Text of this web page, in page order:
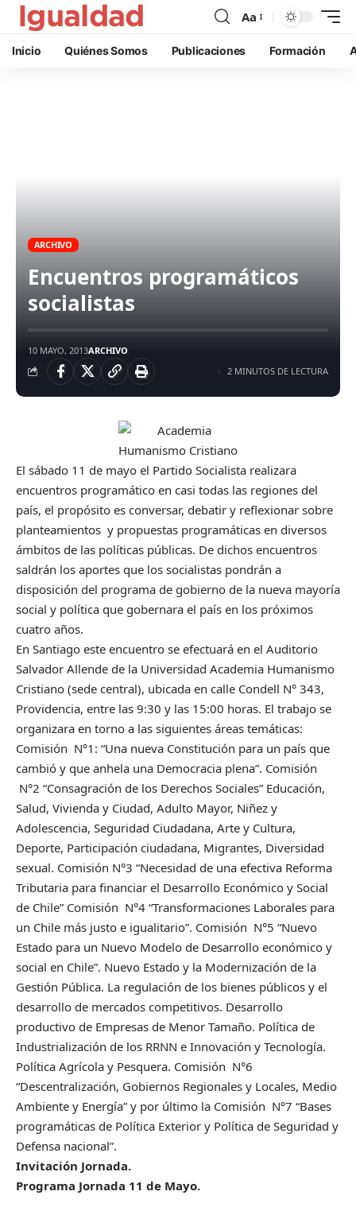
Aa
Inicio Quiénes Somos Publicaciones Formación
ARCHIVO
Encuentros programáticos
socialistas
10 MAYO, 2013ARCHIVO
2 MINUTOS DE LECTURA
El sábado 11 de mayo el Partido Socialista realizara
encuentros programático en casi todas las regiones del
país, el propósito es conversar, debatir y reflexionar sobre
planteamientos y propuestas programáticas en diversos
ámbitos de las políticas públicas. De dichos encuentros
saldrán los aportes que los socialistas pondrán a
disposición del programa de gobierno de la nueva mayoría
social y política que gobernara el país en los próximos
cuatro años.
En Santiago este encuentro se efectuará en el Auditorio
Salvador Allende de la Universidad Academia Humanismo
Cristiano (sede central), ubicada en calle Condell N° 343,
Providencia, entre las 9:30 y las 15:00 horas. El trabajo se
organizara en torno a las siguientes áreas temáticas:
Comisión N°1: “Una nueva Constitución para un país que
cambió y que anhela una Democracia plena”. Comisión
N°2 “Consagración de los Derechos Sociales” Educación,
Salud, Vivienda y Ciudad, Adulto Mayor, Niñez y
Adolescencia, Seguridad Ciudadana, Arte y Cultura,
Deporte, Participación ciudadana, Migrantes, Diversidad
sexual. Comisión N°3 “Necesidad de una efectiva Reforma
Tributaria para financiar el Desarrollo Económico y Social
de Chile” Comisión N°4 “Transformaciones Laborales para
un Chile más justo e igualitario”. Comisión N°5 “Nuevo
Estado para un Nuevo Modelo de Desarrollo económico y
social en Chile”. Nuevo Estado y la Modernización de la
Gestión Pública. La regulación de los bienes públicos y el
desarrollo de mercados competitivos. Desarrollo
productivo de Empresas de Menor Tamaño. Política de
Industrialización de los RRNN e Innovación y Tecnología.
Política Agrícola y Pesquera. Comisión N°6
“Descentralización, Gobiernos Regionales y Locales, Medio
Ambiente y Energía” y por último la Comisión N°7 “Bases
programáticas de Política Exterior y Política de Seguridad y
Defensa nacional”.
Invitación Jornada.
Programa Jornada 11 de Mayo.